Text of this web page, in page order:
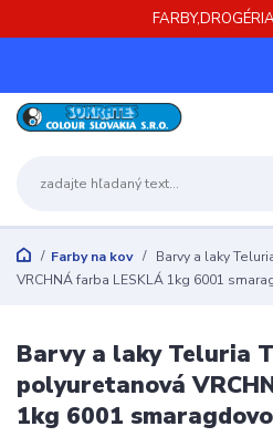
Farby na kov
Barvy a laky
VRCHNÁ farba LESKLÁ 1kg 6001
Barvy a laky Teluria
polyuretanová
1kg 6001